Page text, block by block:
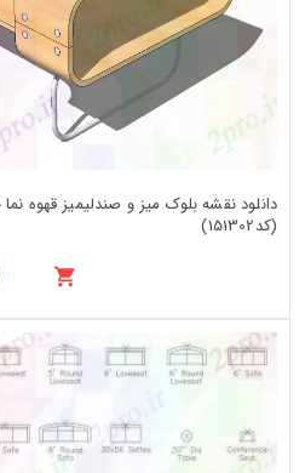
دانلود نقشه بلوک میز و صندلیمیز قهوه
(کد151302)